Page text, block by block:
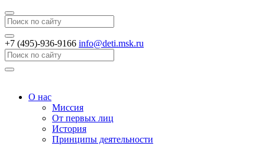
Search
+7 (495)-936-9166 info@deti.msk.ru
Search
О нас
Миссия
От первых лиц
История
Принципы деятельности